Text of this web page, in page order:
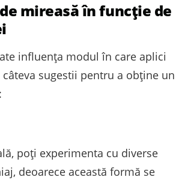
mireasă în funcție de
influența modul în care aplici
sugestii pentru a obține un
poți experimenta cu diverse
deoarece această formă se